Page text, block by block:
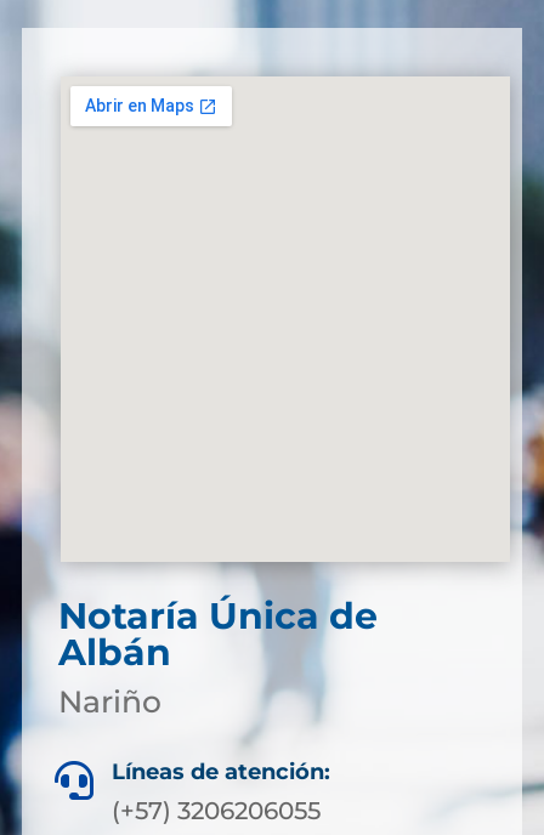
Notaría Única de
Albán
Nariño
 Líneas de atención:
(+57) 3206206055